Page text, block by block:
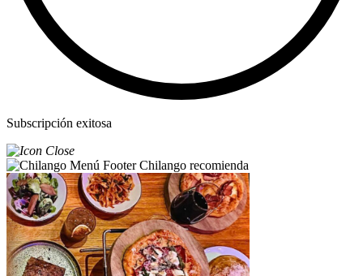
Subscripción exitosa
Chilango recomienda